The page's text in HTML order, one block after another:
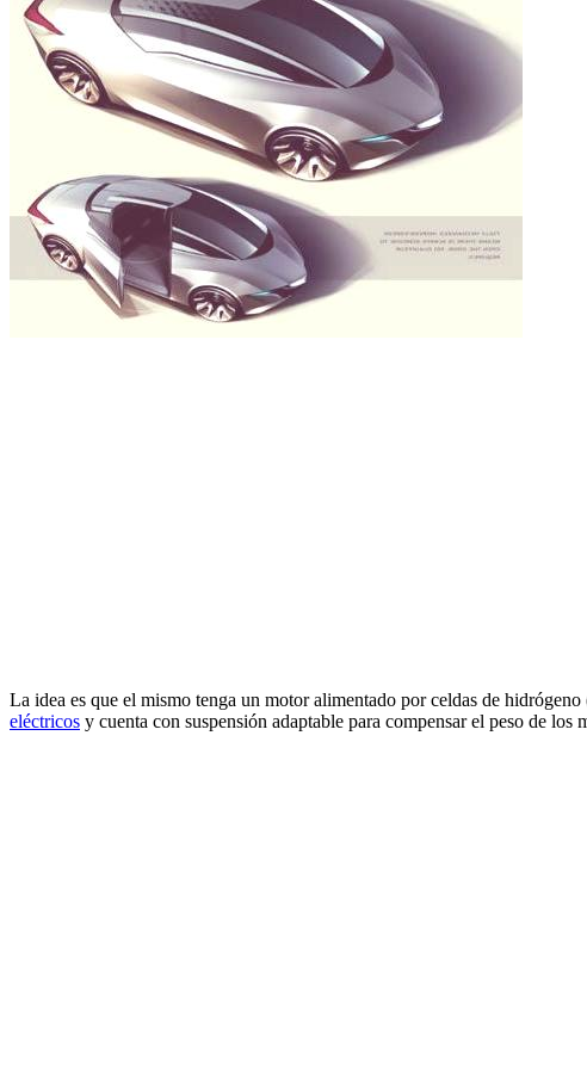
La idea es que el mismo tenga un motor alimentado por celdas de
eléctricos y cuenta con suspensión adaptable para compensar el peso de los